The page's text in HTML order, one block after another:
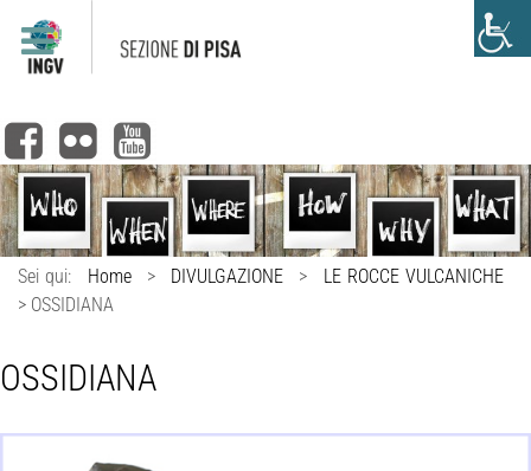
Sei qui: Home > DIVULGAZIONE >
LE ROCCE VULCANICHE
> OSSIDIANA
OSSIDIANA